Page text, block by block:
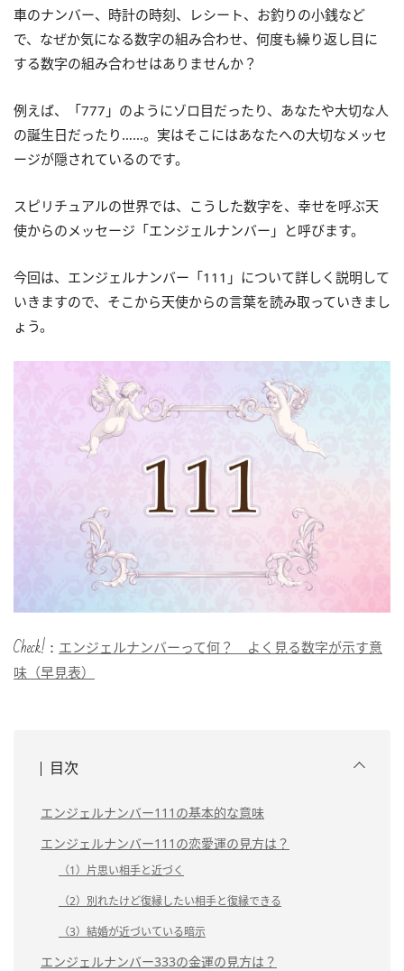
車のナンバー、時計の時刻、レシート、お釣りの小銭など
で、なぜか気になる数字の組み合わせ、何度も繰り返し目に
する数字の組み合わせはありませんか？
例えば、「777」のようにゾロ目だったり、あなたや大切な人
の誕生日だったり……。実はそこにはあなたへの大切なメッセ
ージが隠されているのです。
スピリチュアルの世界では、こうした数字を、幸せを呼ぶ天
使からのメッセージ「エンジェルナンバー」と呼びます。
今回は、エンジェルナンバー「111」について詳しく説明して
いきますので、そこから天使からの言葉を読み取っていきまし
ょう。
Check!： エンジェルナンバーって何？ よく見る数字が示す意
味（早見表）
目次
エンジェルナンバー111の基本的な意味
エンジェルナンバー111の恋愛運の見方は？
（1）片思い相手と近づく
（2）別れたけど復縁したい相手と復縁できる
（3）結婚が近づいている暗示
エンジェルナンバー333の金運の見方は？